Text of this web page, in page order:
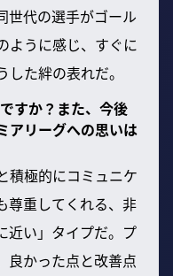
世代の選手がゴール
ように感じ、すぐに
た絆の表れだ。
すか？また、今後
アリーグへの思いは
積極的にコミュニケ
尊重してくれる、非
近い」タイプだ。プ
良かった点と改善点